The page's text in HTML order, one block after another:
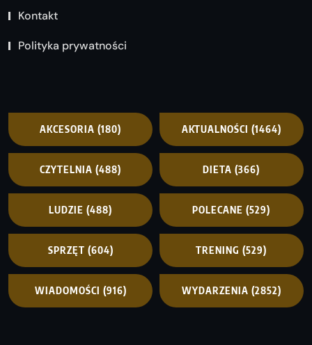
Kontakt
Polityka prywatności
AKCESORIA (180) AKTUALNOŚCI (1464)
CZYTELNIA (488) DIETA (366)
LUDZIE (488) POLECANE (529)
SPRZĘT (604) TRENING (529)
WIADOMOŚCI (916) WYDARZENIA (2852)